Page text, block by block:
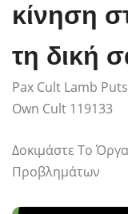
κίνηση
τη δική
Pax Cult Lamb
Own Cult 119133
Δοκιμάστε Το
Προβλημάτων